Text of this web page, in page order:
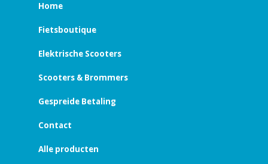
Home
Fietsboutique
Elektrische Scooters
Scooters & Brommers
Gespreide Betaling
Contact
Alle producten